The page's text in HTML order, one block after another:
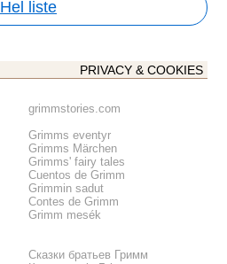
Hel liste
PRIVACY & COOKIES
grimmstories.com
Grimms eventyr
Grimms Märchen
Grimms' fairy tales
Cuentos de Grimm
Grimmin sadut
Contes de Grimm
Grimm mesék
Сказки братьев Гримм